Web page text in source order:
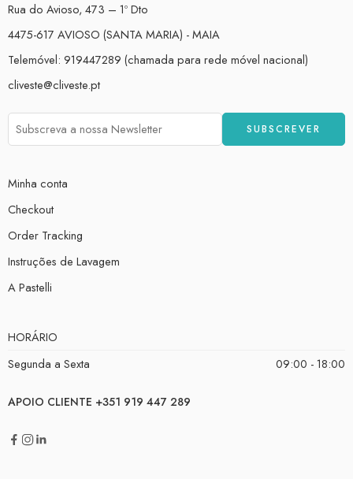
Rua do Avioso, 473 – 1º Dto
4475-617 AVIOSO (SANTA MARIA) - MAIA
Telemóvel: 919447289 (chamada para rede móvel nacional)
cliveste@cliveste.pt
Minha conta
Checkout
Order Tracking
Instruções de Lavagem
A Pastelli
HORÁRIO
Segunda a Sexta
09:00 - 18:00
APOIO CLIENTE +351 919 447 289